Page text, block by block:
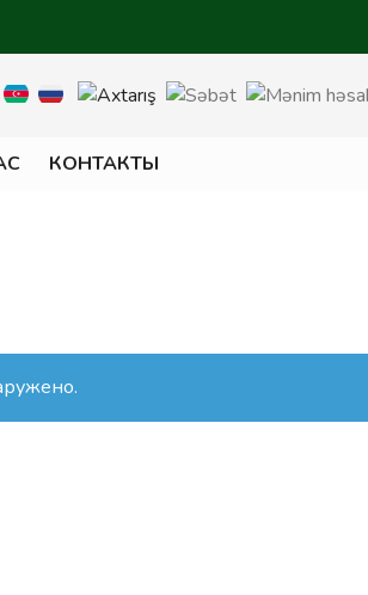
КОНТАКТЫ